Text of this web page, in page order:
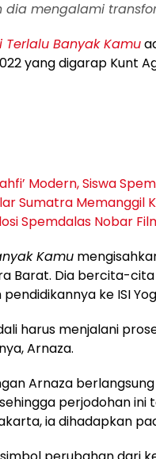
dia mengalami
Terlalu Banyak Kamu
yang digarap Kunt
Modern, Siswa
Sumatra Memanggil
Spemdalas Nobar
Kamu
Barat. Dia bercita-
ke ISI
harus menjalani
Arnaza.
Arnaza
perjodohan
ia dihadapkan